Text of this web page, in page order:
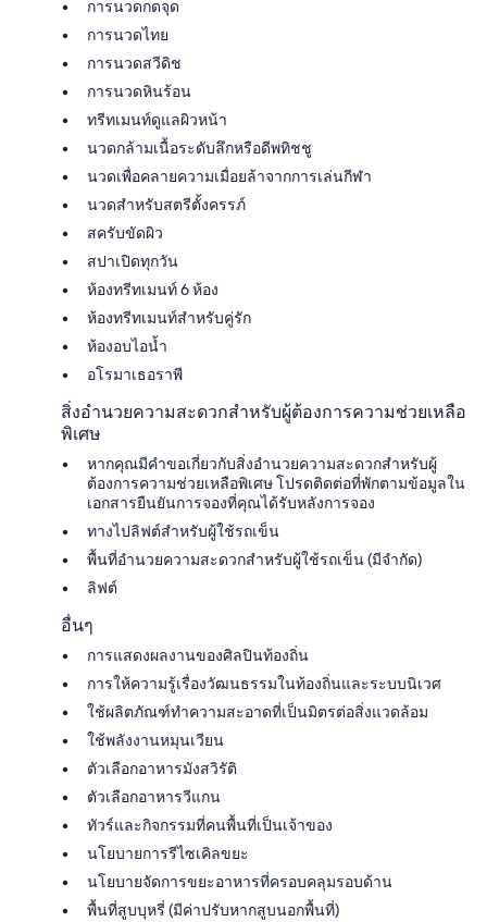
การนวดกดจุด
การนวดไทย
การนวดสวีดิช
การนวดหินร้อน
ทรีทเมนท์ดูแลผิวหน้า
นวดกล้ามเนื้อระดับลึกหรือดีพทิชชู
นวดเพื่อคลายความเมื่อยล้าจากการเล่นกีฬา
นวดสำหรับสตรีตั้งครรภ์
สครับขัดผิว
สปาเปิดทุกวัน
ห้องทรีทเมนท์ 6 ห้อง
ห้องทรีทเมนท์สำหรับคู่รัก
ห้องอบไอน้ำ
อโรมาเธอราพี
สิ่งอำนวยความสะดวกสำหรับผู้ต้องการความช่วยเหลือ
พิเศษ
หากคุณมีคำขอเกี่ยวกับสิ่งอำนวยความสะดวกสำหรับผู้
ต้องการความช่วยเหลือพิเศษ โปรดติดต่อที่พักตามข้อมูลใน
เอกสารยืนยันการจองที่คุณได้รับหลังการจอง
ทางไปลิฟต์สำหรับผู้ใช้รถเข็น
พื้นที่อำนวยความสะดวกสำหรับผู้ใช้รถเข็น (มีจำกัด)
ลิฟต์
อื่นๆ
การแสดงผลงานของศิลปินท้องถิ่น
การให้ความรู้เรื่องวัฒนธรรมในท้องถิ่นและระบบนิเวศ
ใช้ผลิตภัณฑ์ทำความสะอาดที่เป็นมิตรต่อสิ่งแวดล้อม
ใช้พลังงานหมุนเวียน
ตัวเลือกอาหารมังสวิรัติ
ตัวเลือกอาหารวีแกน
ทัวร์และกิจกรรมที่คนพื้นที่เป็นเจ้าของ
นโยบายการรีไซเคิลขยะ
นโยบายจัดการขยะอาหารที่ครอบคลุมรอบด้าน
พื้นที่สูบบุหรี่ (มีค่าปรับหากสูบนอกพื้นที่)